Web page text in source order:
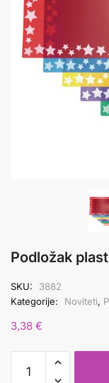
Podložak
SKU:
3882
Kategorije:
Noviteti,
3,38 €
plastični